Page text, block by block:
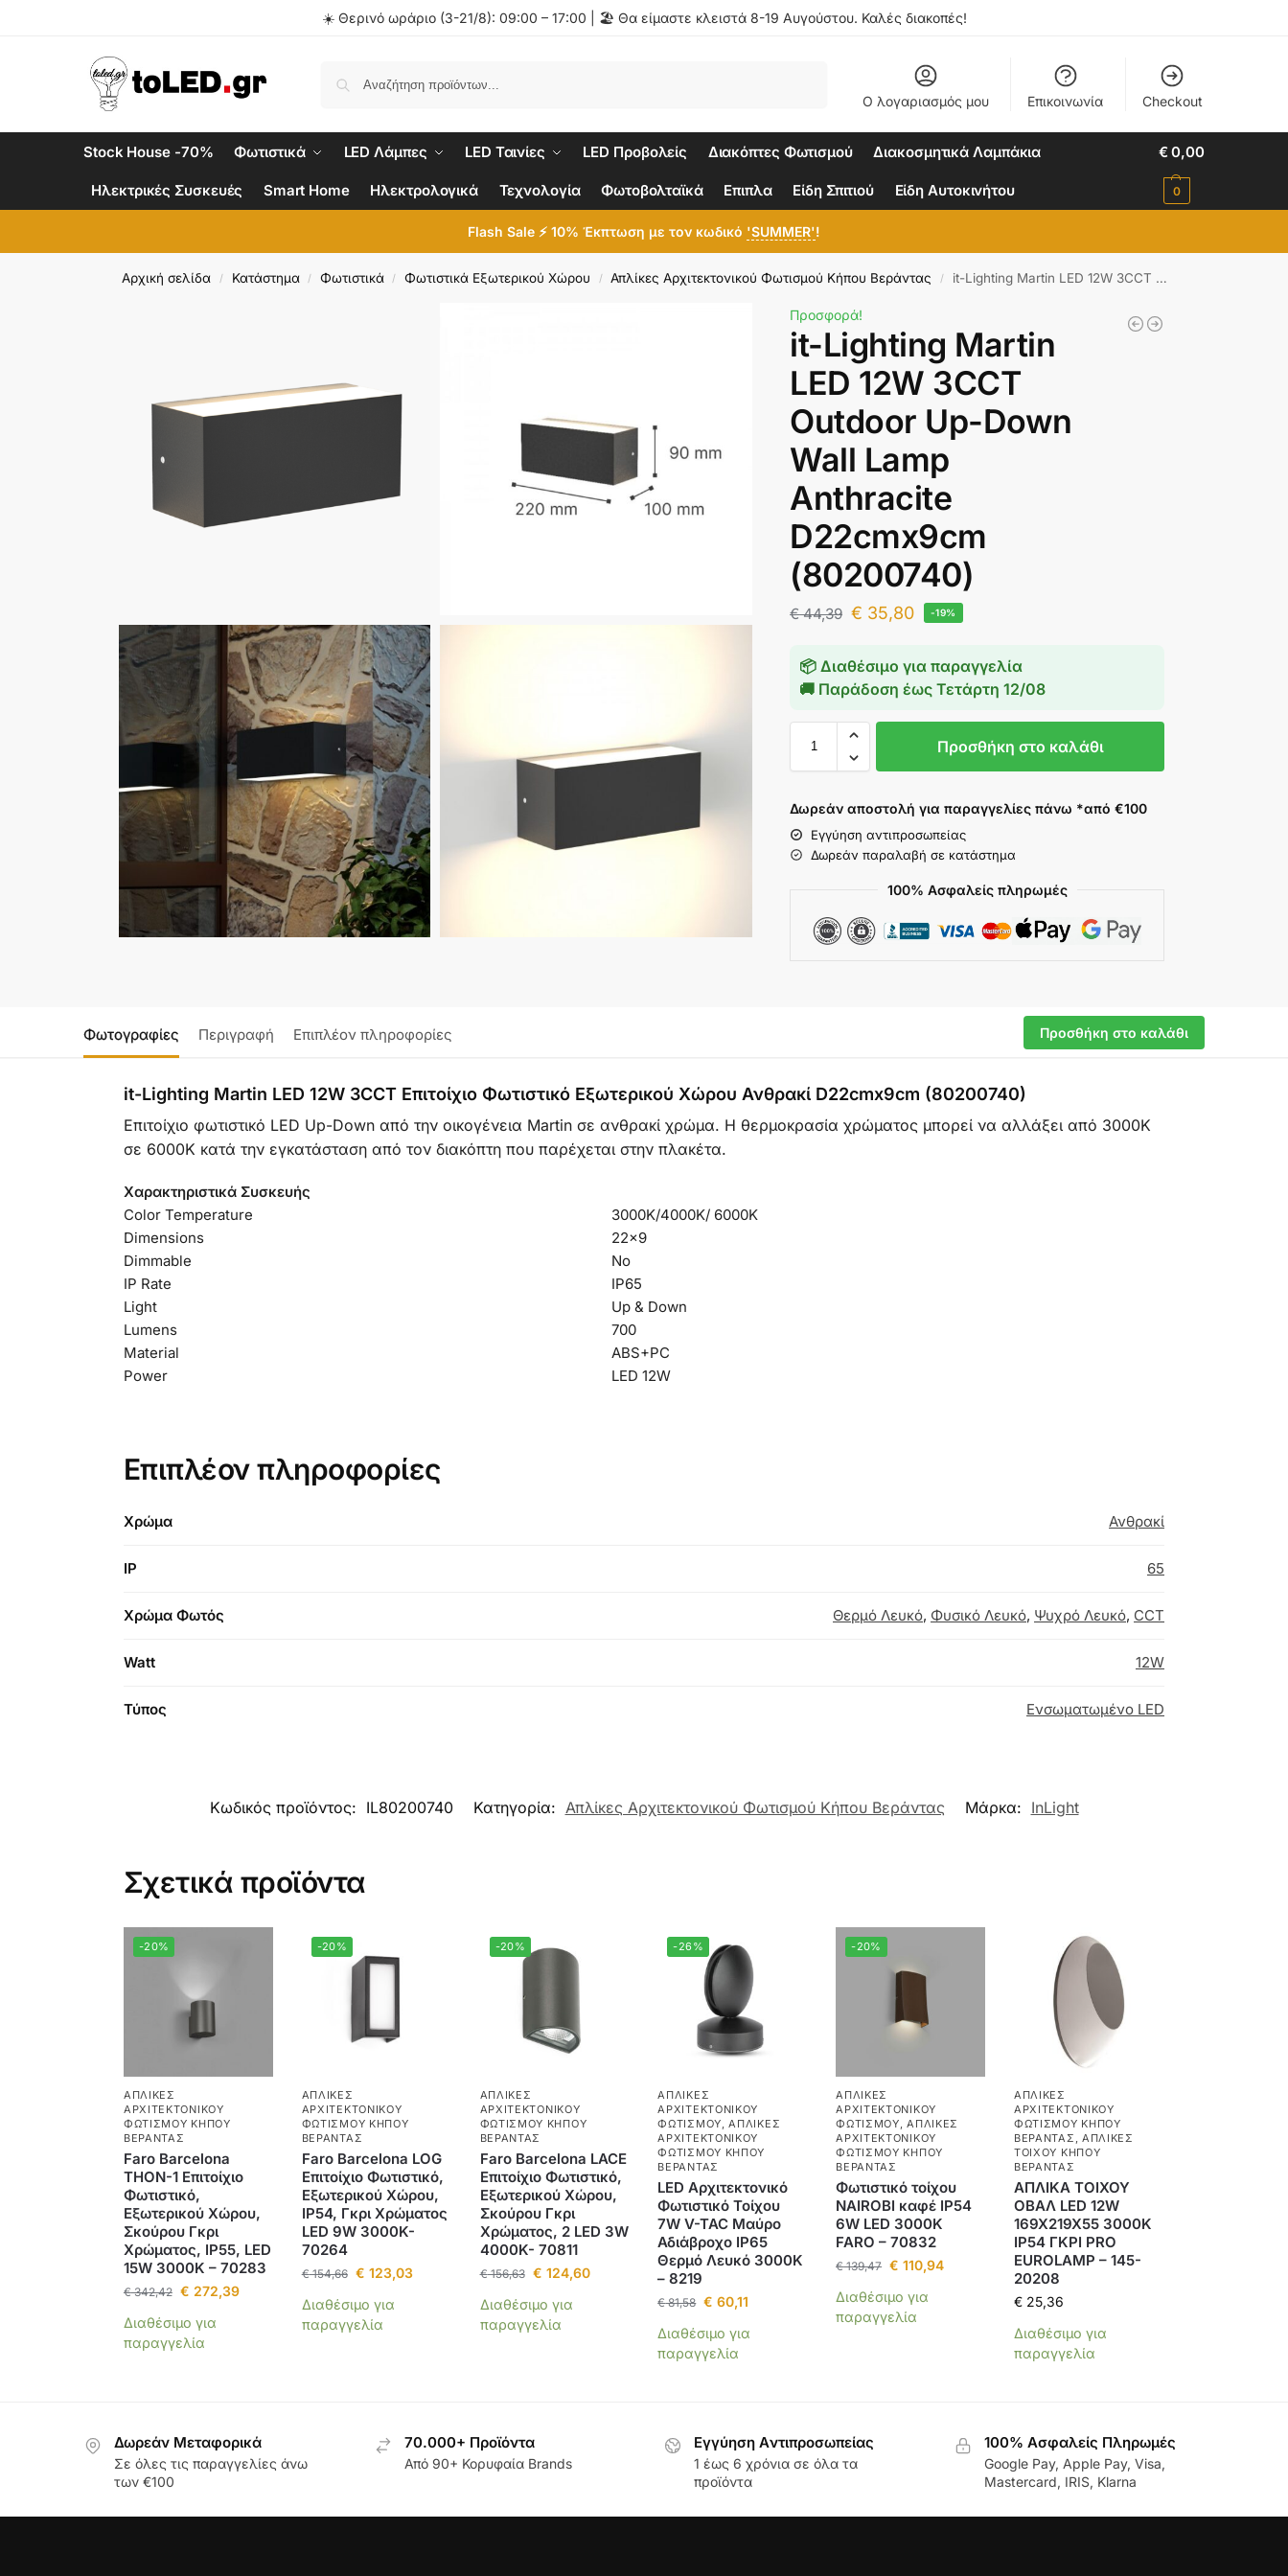
☀️ Θερινό ωράριο (3-21/8): 09:00 – 17:00 | 🏖️ Θα είμαστε κλειστά 8-19 Αυγούστου. Καλές διακοπές!
Ο λογαριασμός μου Επικοινωνία Checkout
Stock House -70% Φωτιστικά LED Λάμπες LED Ταινίες LED Προβολείς Διακόπτες Φωτισμού Διακοσμητικά Λαμπάκια
Ηλεκτρικές Συσκευές Smart Home Ηλεκτρολογικά Τεχνολογία Φωτοβολταϊκά Επιπλα Είδη Σπιτιού Είδη Αυτοκινήτου
€0,00
0
Flash Sale ⚡ 10% Έκπτωση με τον κωδικό 'SUMMER'!
Αρχική σελίδα / Κατάστημα / Φωτιστικά / Φωτιστικά Εξωτερικού Χώρου / Απλίκες Αρχιτεκτονικού Φωτισμού Κήπου Βεράντας / it-Lighting Martin LED 12W 3CCT Outdoor Up-Down Wall Lamp Anthracite D22cmx9cm (80200740)
Προσφορά!
it-Lighting Martin
LED 12W 3CCT
Outdoor Up-Down
Wall Lamp
Anthracite
D22cmx9cm
(80200740)
€44,39 € 35,80 -19%
📦 Διαθέσιμο για παραγγελία
🚚 Παράδοση έωςΤετάρτη 12/08
Προσθήκη στο καλάθι
Δωρεάν αποστολή για παραγγελίες πάνω *από €100
Εγγύηση αντιπροσωπείας
Δωρεάν παραλαβή σε κατάστημα
100% Ασφαλείς πληρωμές
Φωτογραφίες Περιγραφή Επιπλέον πληροφορίες Προσθήκη στο καλάθι
it-Lighting Martin LED 12W 3CCT Επιτοίχιο Φωτιστικό Εξωτερικού Χώρου Ανθρακί D22cmx9cm (80200740)
Επιτοίχιο φωτιστικό LED Up-Down από την οικογένεια Martin σε ανθρακί χρώμα. Η θερμοκρασία χρώματος μπορεί να αλλάξει από 3000K
σε 6000K κατά την εγκατάσταση από τον διακόπτη που παρέχεται στην πλακέτα.
Χαρακτηριστικά Συσκευής
Color Temperature
3000K/4000K/ 6000K
Dimensions
22×9
Dimmable
No
IP Rate
IP65
Light
Up & Down
Lumens
700
Material
ABS+PC
Power
LED 12W
Επιπλέον πληροφορίες
Χρώμα Ανθρακί
IP 65
Χρώμα Φωτός Θερμό Λευκό, Φυσικό Λευκό, Ψυχρό Λευκό, CCT
Watt 12W
Τύπος Ενσωματωμένο LED
Κωδικός προϊόντος: IL80200740 Κατηγορία: Απλίκες Αρχιτεκτονικού Φωτισμού Κήπου Βεράντας Μάρκα: InLight
Σχετικά προϊόντα
-20%
ΑΠΛΊΚΕΣ
ΑΡΧΙΤΕΚΤΟΝΙΚΟΎ
ΦΩΤΙΣΜΟΎ ΚΉΠΟΥ
ΒΕΡΆΝΤΑΣ
Faro Barcelona
THON-1 Επιτοίχιο
Φωτιστικό,
Εξωτερικού Χώρου,
Σκούρου Γκρι
Χρώματος, IP55, LED
15W 3000K – 70283
€342,42 € 272,39
Διαθέσιμο για
παραγγελία
-20%
ΑΠΛΊΚΕΣ
ΑΡΧΙΤΕΚΤΟΝΙΚΟΎ
ΦΩΤΙΣΜΟΎ ΚΉΠΟΥ
ΒΕΡΆΝΤΑΣ
Faro Barcelona LOG
Επιτοίχιο Φωτιστικό,
Εξωτερικού Χώρου,
IP54, Γκρι Χρώματος
LED 9W 3000K-
70264
€154,66 € 123,03
Διαθέσιμο για
παραγγελία
-20%
ΑΠΛΊΚΕΣ
ΑΡΧΙΤΕΚΤΟΝΙΚΟΎ
ΦΩΤΙΣΜΟΎ ΚΉΠΟΥ
ΒΕΡΆΝΤΑΣ
Faro Barcelona LACE
Επιτοίχιο Φωτιστικό,
Εξωτερικού Χώρου,
Σκούρου Γκρι
Χρώματος, 2 LED 3W
4000K- 70811
€156,63 € 124,60
Διαθέσιμο για
παραγγελία
-26%
ΑΠΛΊΚΕΣ
ΑΡΧΙΤΕΚΤΟΝΙΚΟΎ
ΦΩΤΙΣΜΟΎ ,ΑΠΛΊΚΕΣ
ΑΡΧΙΤΕΚΤΟΝΙΚΟΎ
ΦΩΤΙΣΜΟΎ ΚΉΠΟΥ
ΒΕΡΆΝΤΑΣ
LED Αρχιτεκτονικό
Φωτιστικό Τοίχου
7W V-TAC Μαύρο
Αδιάβροχο IP65
Θερμό Λευκό 3000Κ
– 8219
€81,58 € 60,11
Διαθέσιμο για
παραγγελία
-20%
ΑΠΛΊΚΕΣ
ΑΡΧΙΤΕΚΤΟΝΙΚΟΎ
ΦΩΤΙΣΜΟΎ ,ΑΠΛΊΚΕΣ
ΑΡΧΙΤΕΚΤΟΝΙΚΟΎ
ΦΩΤΙΣΜΟΎ ΚΉΠΟΥ
ΒΕΡΆΝΤΑΣ
Φωτιστικό τοίχου
NAIROBI καφέ IP54
6W LED 3000K
FARO – 70832
€139,47 € 110,94
Διαθέσιμο για
παραγγελία
ΑΠΛΊΚΕΣ
ΑΡΧΙΤΕΚΤΟΝΙΚΟΎ
ΦΩΤΙΣΜΟΎ ΚΉΠΟΥ
ΒΕΡΆΝΤΑΣ
ΑΠΛΊΚΕΣ
ΤΟΊΧΟΥ ΚΉΠΟΥ
ΒΕΡΆΝΤΑΣ
ΑΠΛΙΚΑ ΤΟΙΧΟΥ
ΟΒΑΛ LED 12W
169X219X55 3000K
IP54 ΓΚΡΙ PRO
EUROLAMP – 145-
20208
€25,36
Διαθέσιμο για
παραγγελία
Δωρεάν Μεταφορικά
Σε όλες τις παραγγελίες άνω
των €100
70.000+ Προϊόντα
Από 90+ Κορυφαία Brands
Εγγύηση Aντιπροσωπείας
1 έως 6 χρόνια σε όλα τα
προϊόντα
100% Ασφαλείς Πληρωμές
Google Pay, Apple Pay, Visa,
Mastercard, IRIS, Klarna